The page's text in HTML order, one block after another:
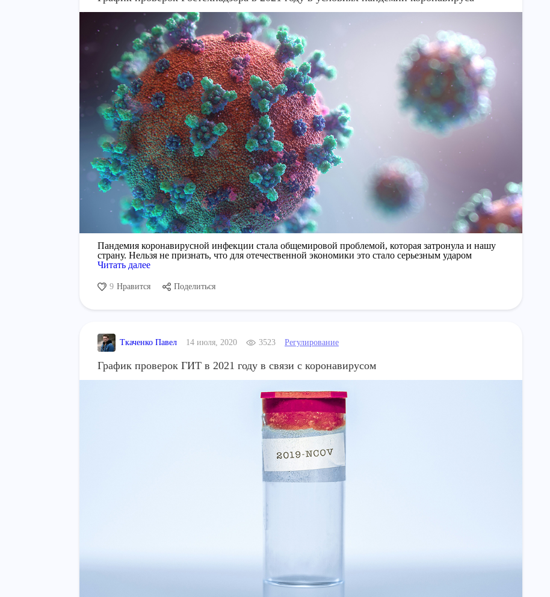
Пандемия коронавирусной инфекции стала общемировой проблемой, которая затронула и нашу
страну. Нельзя не признать, что для отечественной экономики это стало серьезным ударом
Читать далее
9 Нравится Поделиться
Ткаченко Павел 14 июля, 2020 3523 Регулирование
График проверок ГИТ в 2021 году в связи с коронавирусом